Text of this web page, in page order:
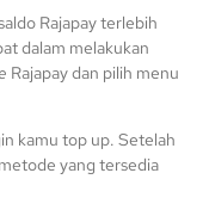
Rajapay terlebih
dalam melakukan
Rajapay dan pilih menu
kamu top up. Setelah
yang tersedia